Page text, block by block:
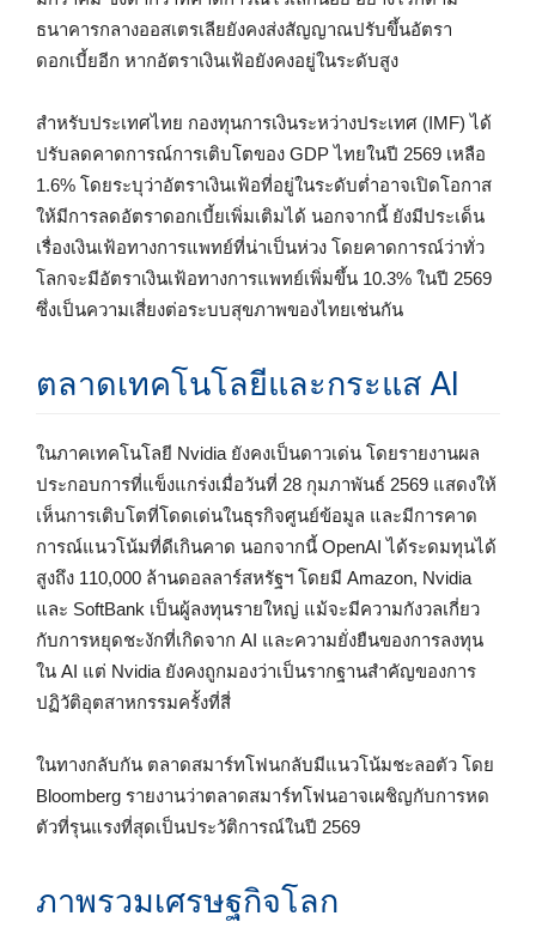
ธนาคารกลางออสเตรเลียยังคงส่งสัญญาณปรับขึ้นอัตรา
ดอกเบี้ยอีก หากอัตราเงินเฟ้อยังคงอยู่ในระดับสูง
สำหรับประเทศไทย กองทุนการเงินระหว่างประเทศ (IMF) ได้
ปรับลดคาดการณ์การเติบโตของ GDP ไทยในปี 2569 เหลือ
1.6% โดยระบุว่าอัตราเงินเฟ้อที่อยู่ในระดับต่ำอาจเปิดโอกาส
ให้มีการลดอัตราดอกเบี้ยเพิ่มเติมได้ นอกจากนี้ ยังมีประเด็น
เรื่องเงินเฟ้อทางการแพทย์ที่น่าเป็นห่วง โดยคาดการณ์ว่าทั่ว
โลกจะมีอัตราเงินเฟ้อทางการแพทย์เพิ่มขึ้น 10.3% ในปี 2569
ซึ่งเป็นความเสี่ยงต่อระบบสุขภาพของไทยเช่นกัน
ตลาดเทคโนโลยีและกระแส AI
ในภาคเทคโนโลยี Nvidia ยังคงเป็นดาวเด่น โดยรายงานผล
ประกอบการที่แข็งแกร่งเมื่อวันที่ 28 กุมภาพันธ์ 2569 แสดงให้
เห็นการเติบโตที่โดดเด่นในธุรกิจศูนย์ข้อมูล และมีการคาด
การณ์แนวโน้มที่ดีเกินคาด นอกจากนี้ OpenAI ได้ระดมทุนได้
สูงถึง 110,000 ล้านดอลลาร์สหรัฐฯ โดยมี Amazon, Nvidia
และ SoftBank เป็นผู้ลงทุนรายใหญ่ แม้จะมีความกังวลเกี่ยว
กับการหยุดชะงักที่เกิดจาก AI และความยั่งยืนของการลงทุน
ใน AI แต่ Nvidia ยังคงถูกมองว่าเป็นรากฐานสำคัญของการ
ปฏิวัติอุตสาหกรรมครั้งที่สี่
ในทางกลับกัน ตลาดสมาร์ทโฟนกลับมีแนวโน้มชะลอตัว โดย
Bloomberg รายงานว่าตลาดสมาร์ทโฟนอาจเผชิญกับการหด
ตัวที่รุนแรงที่สุดเป็นประวัติการณ์ในปี 2569
ภาพรวมเศรษฐกิจโลก